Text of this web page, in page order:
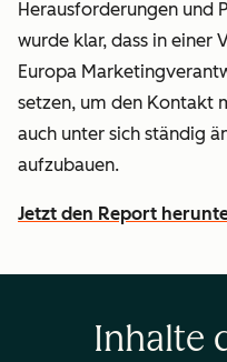
Herausforderungen und
wurde klar, dass in einer
Europa
setzen, um den Kontakt
auch unter sich ständig
aufzubauen.
Jetzt den Report
Inhalte